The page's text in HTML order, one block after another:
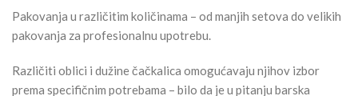
Pakovanja u različitim količinama – od manjih setova do velikih
pakovanja za profesionalnu upotrebu.
Različiti oblici i dužine čačkalica omogućavaju njihov izbor
prema specifičnim potrebama – bilo da je u pitanju barska